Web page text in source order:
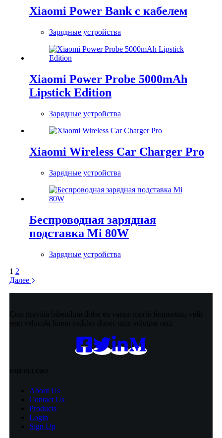
Xiaomi Power Bank с кабелем
Зарядные устройства
Xiaomi Power Probe 5000mAh
Lipstick Edition
Зарядные устройства
Xiaomi Wireless Car Charger Pro
Зарядные устройства
Беспроводная зарядная
подставка Mi 80W
Зарядные устройства
1 2
Далее
Cras gravida bibendum dolor eu varius morbi fermentum velit
eget vehicula lorem sodales donec quis volutpat orci.
USEFUL LINKS
About Us
Contact Us
Products
Login
Sign Up